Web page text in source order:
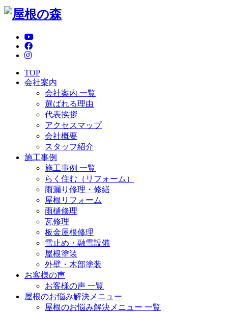
TOP
会社案内
会社案内 一覧
選ばれる理由
代表挨拶
アクセスマップ
会社概要
スタッフ紹介
施工事例
施工事例 一覧
らく住む（リフォーム）
雨漏り修理・修繕
屋根リフォーム
雨樋修理
瓦修理
板金屋根修理
雪止め・融雪設備
屋根塗装
外壁・木部塗装
お客様の声
お客様の声 一覧
屋根のお悩み解決メニュー
屋根のお悩み解決メニュー 一覧